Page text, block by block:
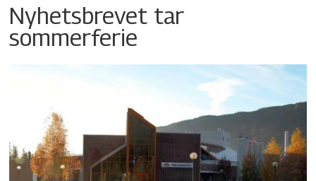
Nyhetsbrevet tar
sommerferie